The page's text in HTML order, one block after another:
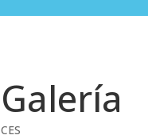
Galería
CES